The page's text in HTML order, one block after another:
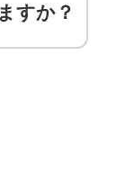
すか？